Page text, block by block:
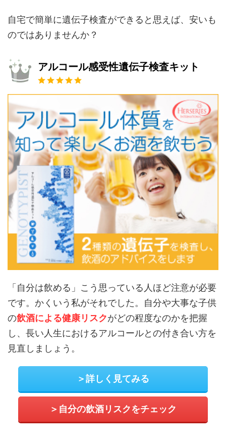
自宅で簡単に遺伝子検査ができると思えば、安いも
のではありませんか？
アルコール感受性遺伝子検査キット
「自分は飲める」こう思っている人ほど注意が必要
です。かくいう私がそれでした。自分や大事な子供
の飲酒による健康リスクがどの程度なのかを把握
し、長い人生におけるアルコールとの付き合い方を
見直しましょう。
＞詳しく見てみる
＞自分の飲酒リスクをチェック